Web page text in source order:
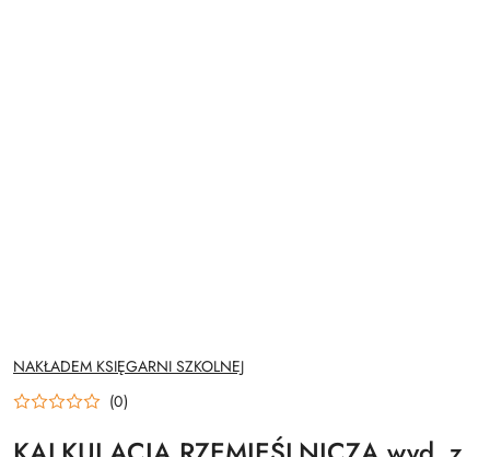
NAZWA
PRODUCENTA:
NAKŁADEM KSIĘGARNI SZKOLNEJ
(0)